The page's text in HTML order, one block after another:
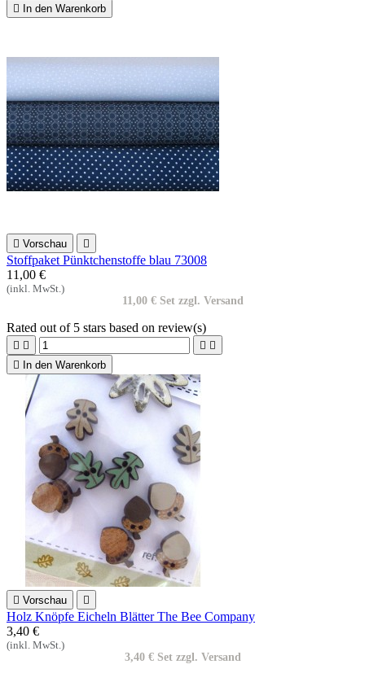

In den Warenkorb
 Vorschau 
Stoffpaket Pünktchenstoffe blau 73008
11,00 €
(inkl. MwSt.)
11,00 € Set zzgl. Versand
Rated out of 5 stars based on review(s)
   

In den Warenkorb
 Vorschau 
Holz Knöpfe Eicheln Blätter The Bee Company
3,40 €
(inkl. MwSt.)
3,40 € Set zzgl. Versand